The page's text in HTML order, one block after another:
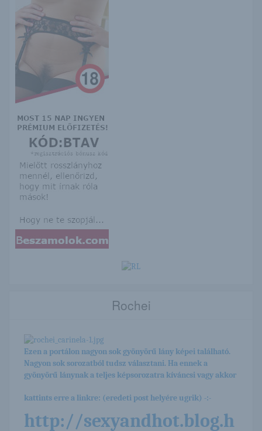
Rochei
Ezen a portálon nagyon sok gyönyörű lány képei található.
Nagyon sok sorozatból tudsz választani. Ha ennek a
gyönyörű lánynak a teljes képsorozatra kíváncsi vagy akkor
kattints erre a linkre: (eredeti post helyére ugrik) -:-
http://sexyandhot.blog.h